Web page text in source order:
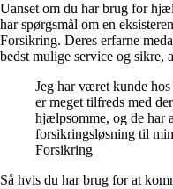
Uanset om du har brug for
har spørgsmål om en
Forsikring. Deres erfarne
bedst mulige service og sikre,
Jeg har været kunde
er meget tilfreds med
hjælpsomme, og de har
forsikringsløsning til
Forsikring
Så hvis du har brug for at